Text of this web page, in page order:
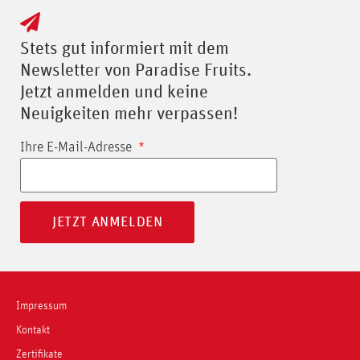
Stets gut informiert mit dem
Newsletter von Paradise Fruits.
Jetzt anmelden und keine
Neuigkeiten mehr verpassen!
Ihre E-Mail-Adresse
JETZT ANMELDEN
Impressum
Kontakt
Zertifikate